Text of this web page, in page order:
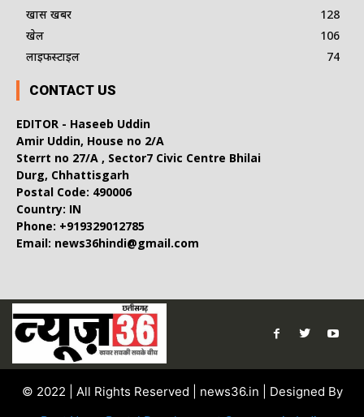
खास खबर
128
खेल
106
लाइफस्टाइल
74
CONTACT US
EDITOR - Haseeb Uddin
Amir Uddin, House no 2/A
Sterrt no 27/A , Sector7 Civic Centre Bhilai
Durg, Chhattisgarh
Postal Code: 490006
Country: IN
Phone: +919329012785
Email: news36hindi@gmail.com
© 2022 | All Rights Reserved | news36.in | Designed By